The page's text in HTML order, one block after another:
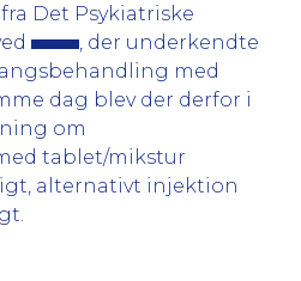
Det Psykiatriske
, der underkendte
med
dag blev der derfor i
om
tablet/mikstur
alternativt injektion